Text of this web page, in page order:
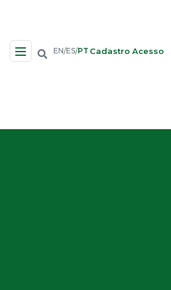
Navegação no Site
EN/ES/PT Cadastro Acesso